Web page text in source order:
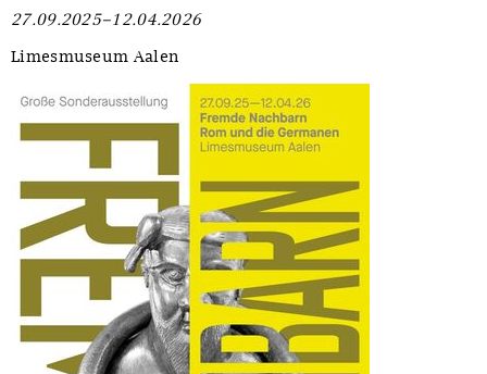
27.09.2025–12.04.2026
Limesmuseum Aalen
Stellenangebote
UKRAINE-Förderlinie